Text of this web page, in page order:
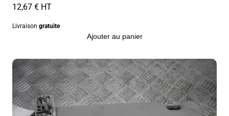
12,67 € HT
Livraison gratuite
Ajouter au panier